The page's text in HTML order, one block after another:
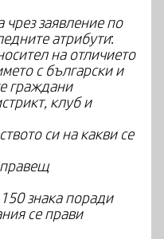
чрез заявление по
атрибути:
на отличието
с български и
граждани
клуб и
си на какви се
знака поради
се прави